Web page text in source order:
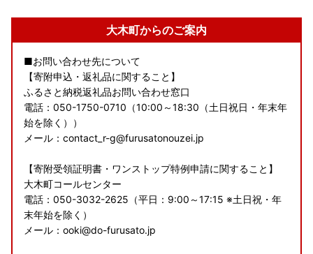
大木町からのご案内
■お問い合わせ先について
【寄附申込・返礼品に関すること】
ふるさと納税返礼品お問い合わせ窓口
電話：050-1750-0710（10:00～18:30（土日祝日・年末年
始を除く））
メール：contact_r-g@furusatonouzei.jp
【寄附受領証明書・ワンストップ特例申請に関すること】
大木町コールセンター
電話：050-3032-2625（平日：9:00～17:15 ※土日祝・年
末年始を除く）
メール：ooki@do-furusato.jp